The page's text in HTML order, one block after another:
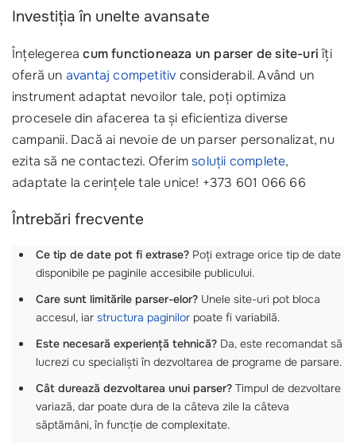
Investiția în unelte avansate
Înțelegereacum functioneaza un parser de site-uriîți
oferă un avantaj competitiv considerabil. Având un
instrument adaptat nevoilor tale, poți optimiza
procesele din afacerea ta și eficientiza diverse
campanii. Dacă ai nevoie de un parser personalizat, nu
ezita să ne contactezi. Oferimsoluții complete,
adaptate la cerințele tale unice! +373 601 066 66
Întrebări frecvente
Ce tip de date pot fi extrase? Poți extrage orice tip de date
disponibile pe paginile accesibile publicului.
Care sunt limitările parser-elor? Unele site-uri pot bloca
accesul, iar structura paginilor poate fi variabilă.
Este necesară experiență tehnică? Da, este recomandat să
lucrezi cu specialiști în dezvoltarea de programe de parsare.
Cât durează dezvoltarea unui parser? Timpul de dezvoltare
variază, dar poate dura de la câteva zile la câteva
săptămâni, în funcție de complexitate.